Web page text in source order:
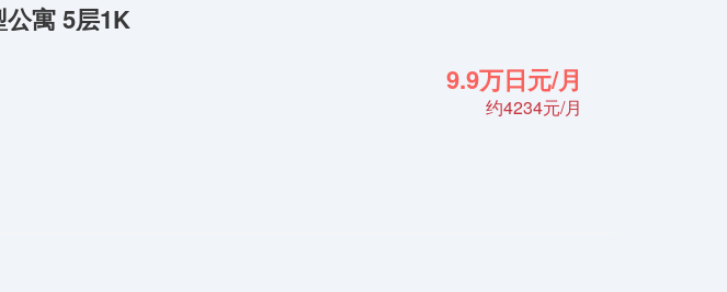
寓 5层1K
9.9万日元/月
约4234元/月